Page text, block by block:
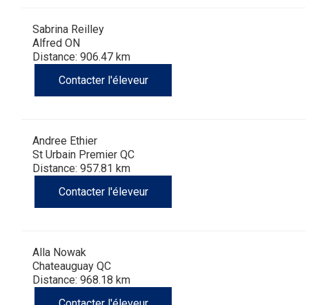
Sabrina Reilley
Alfred ON
Distance: 906.47 km
Contacter l'éleveur
Andree Ethier
St Urbain Premier QC
Distance: 957.81 km
Contacter l'éleveur
Alla Nowak
Chateauguay QC
Distance: 968.18 km